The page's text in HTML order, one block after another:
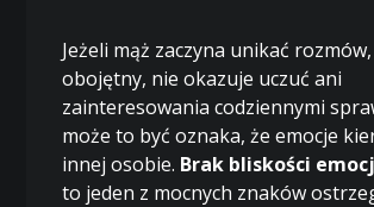
Jeżeli mąż zaczyna unikać
obojętny, nie okazuje uczuć ani
zainteresowania codziennymi
może to być oznaka, że emocje
innej osobie. Brak bliskości
to jeden z mocnych znaków